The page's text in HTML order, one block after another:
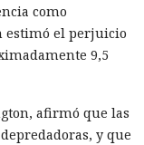
como
estimó el perjuicio
9,5
afirmó que las
y que